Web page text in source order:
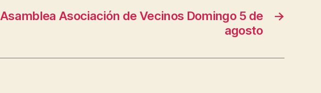
→
Asamblea Asociación de Vecinos Domingo 5 de
agosto